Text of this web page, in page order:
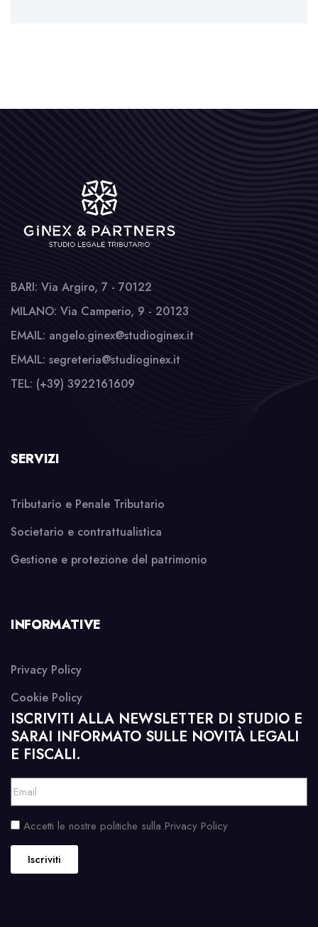
BARI: Via Argiro, 7 - 70122
MILANO: Via Camperio, 9 - 20123
EMAIL: angelo.ginex@studioginex.it
EMAIL: segreteria@studioginex.it
TEL: (+39) 3922161609
SERVIZI
Tributario e Penale Tributario
Societario e contrattualistica
Gestione e protezione del patrimonio
INFORMATIVE
Privacy Policy
Cookie Policy
ISCRIVITI ALLA NEWSLETTER DI STUDIO E
SARAI INFORMATO SULLE NOVITÀ LEGALI
E FISCALI.
Accetti le nostre politiche sulla Privacy Policy
Iscriviti